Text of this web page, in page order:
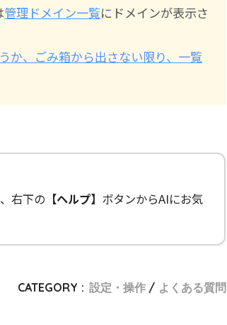
管理ドメイン一覧にドメインが表示さ
か、ごみ箱から出さない限り、一覧
右下の 【ヘルプ】 ボタンからAIにお気
CATEGORY : 設定・操作 よくある質問